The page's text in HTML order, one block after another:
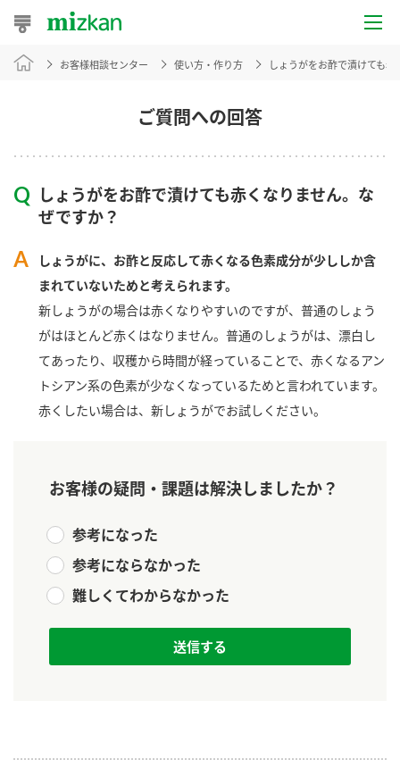
おうちレシピ
レシピ特集
レシピカテゴリ一覧
商品カテゴリ
酢 調味酢
みりん風・料理酒 鍋用調味料
つゆ
スープ
クイック調味料 レモン果汁
ふりかけ おすしの素
新商品一覧
ブランド・スペシャルサイト
ブランド・スペシャルサイト トップ
商品ブランドサイト
Fibee（ファイビー）
くらしプラ酢
カンタン酢
企業情報
国内事業概要
ミツカングループについて
環境への取り組み
採用情報
ご質問への回答
お客様相談センター 使い方・作り方 しょうがをお酢で漬けても
しょうがをお酢で漬けても赤くなりません。な
ぜですか？
しょうがに、お酢と反応して赤くなる色素成分が少ししか含
まれていないためと考えられます。
新しょうがの場合は赤くなりやすいのですが、普通のしょう
がはほとんど赤くはなりません。普通のしょうがは、漂白し
てあったり、収穫から時間が経っていることで、赤くなるアン
トシアン系の色素が少なくなっているためと言われています。
赤くしたい場合は、新しょうがでお試しください。
お客様の疑問・課題は解決しましたか？
参考になった
参考にならなかった
難しくてわからなかった